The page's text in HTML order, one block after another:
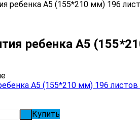
ребенка А5 (155*210 мм) 196
ребенка А5
Купить